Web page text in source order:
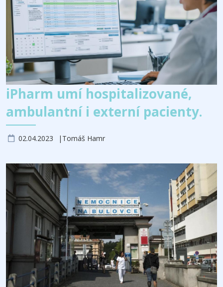
iPharm umí hospitalizované,
ambulantní i externí pacienty.
02.04.2023 Tomáš Hamr